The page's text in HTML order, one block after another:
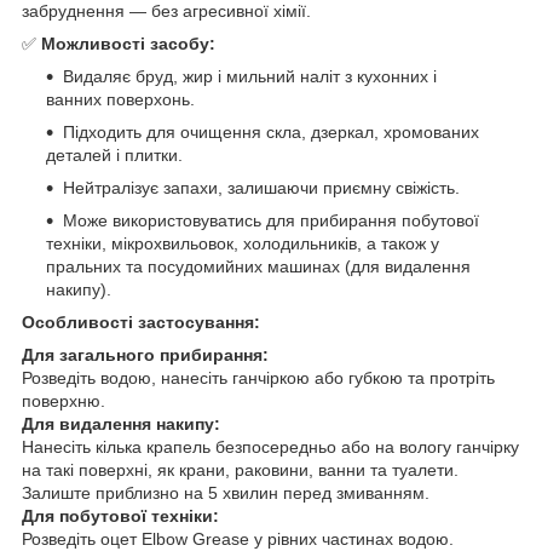
забруднення — без агресивної хімії.
✅ Можливості засобу:
Видаляє бруд, жир і мильний наліт з кухонних і
ванних поверхонь.
Підходить для очищення скла, дзеркал, хромованих
деталей і плитки.
Нейтралізує запахи, залишаючи приємну свіжість.
Може використовуватись для прибирання побутової
техніки, мікрохвильовок, холодильників, а також у
пральних та посудомийних машинах (для видалення
накипу).
Особливості застосування:
Для загального прибирання:
Розведіть водою, нанесіть ганчіркою або губкою та протріть
поверхню.
Для видалення накипу:
Нанесіть кілька крапель безпосередньо або на вологу ганчірку
на такі поверхні, як крани, раковини, ванни та туалети.
Залиште приблизно на 5 хвилин перед змиванням.
Для побутової техніки:
Розведіть оцет Elbow Grease у рівних частинах водою.